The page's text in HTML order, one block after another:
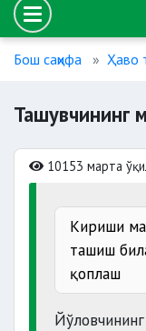
Бош саҳифа Ҳаво
Ташувчининг
10153 марта
Кириши
ташиш
қоплаш